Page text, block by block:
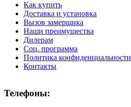
Как купить
Доставка и установка
Вызов замерщика
Наши преимущества
Дилерам
Соц. программа
Политика конфиденциальности
Контакты
Телефоны: